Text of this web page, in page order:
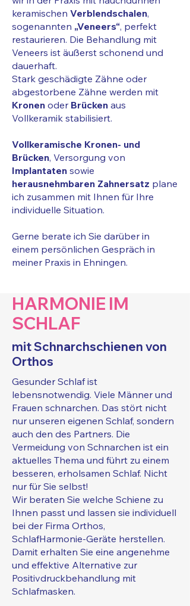
keramischen Verblendschalen,
sogenannten „Veneers“, perfekt
restaurieren. Die Behandlung mit
Veneers ist äußerst schonend und
dauerhaft.
Stark geschädigte Zähne oder
abgestorbene Zähne werden mit
Kronen oder Brücken aus
Vollkeramik stabilisiert.
Vollkeramische Kronen- und
Brücken, Versorgung von
Implantaten sowie
herausnehmbaren Zahnersatz plane
ich zusammen mit Ihnen für Ihre
individuelle Situation.
Gerne berate ich Sie darüber in
einem persönlichen Gespräch in
meiner Praxis in Ehningen.
HARMONIE IM
SCHLAF
mit Schnarchschienen von
Orthos
Gesunder Schlaf ist
lebensnotwendig. Viele Männer und
Frauen schnarchen. Das stört nicht
nur unseren eigenen Schlaf, sondern
auch den des Partners. Die
Vermeidung von Schnarchen ist ein
aktuelles Thema und führt zu einem
besseren, erholsamen Schlaf. Nicht
nur für Sie selbst!
Wir beraten Sie welche Schiene zu
Ihnen passt und lassen sie individuell
bei der Firma Orthos,
SchlafHarmonie-Geräte herstellen.
Damit erhalten Sie eine angenehme
und effektive Alternative zur
Positivdruckbehandlung mit
Schlafmasken.